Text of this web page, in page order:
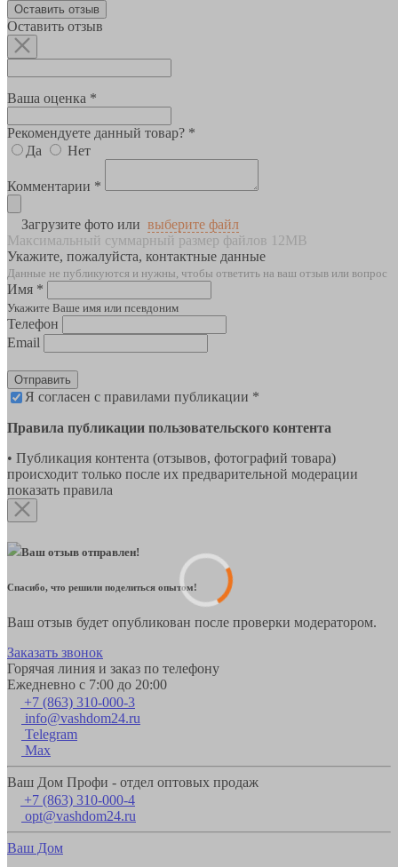
Оставить отзыв
Оставить отзыв
Ваша оценка *
Рекомендуете данный товар? *
Да
Нет
Комментарии *
Загрузите фото или выберите файл
Максимальный суммарный размер файлов 12MB
Укажите, пожалуйста, контактные данные
Данные не публикуются и нужны, чтобы ответить на ваш отзыв или вопрос
Имя *
Укажите Ваше имя или псевдоним
Телефон
Email
Отправить
Я согласен с правилами публикации *
Правила публикации пользовательского контента
• Публикация контента (отзывов, фотографий товара)
происходит только после их предварительной модерации
показать правила
Ваш отзыв отправлен!
Спасибо, что решили поделиться опытом!
Ваш отзыв будет опубликован после проверки модератором.
Заказать звонок
Горячая линия и заказ по телефону
Ежедневно с 7:00 до 20:00
+7 (863) 310-000-3
info@vashdom24.ru
Telegram
Max
Ваш Дом Профи - отдел оптовых продаж
+7 (863) 310-000-4
opt@vashdom24.ru
Ваш Дом